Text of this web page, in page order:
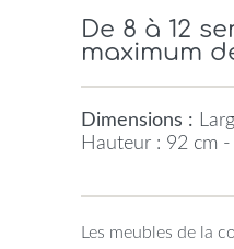
De 8 à 12
maximum
Dimensions :
Hauteur : 92 cm
Les meubles de la